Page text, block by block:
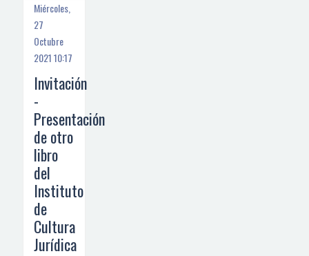
Miércoles,
27
Octubre
2021 10:17
Invitación
-
Presentación
de otro
libro
del
Instituto
de
Cultura
Jurídica